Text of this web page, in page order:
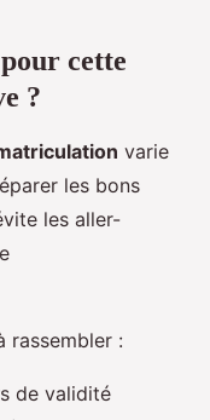
cette
?
varie
les bons
les aller-
rassembler :
de validité